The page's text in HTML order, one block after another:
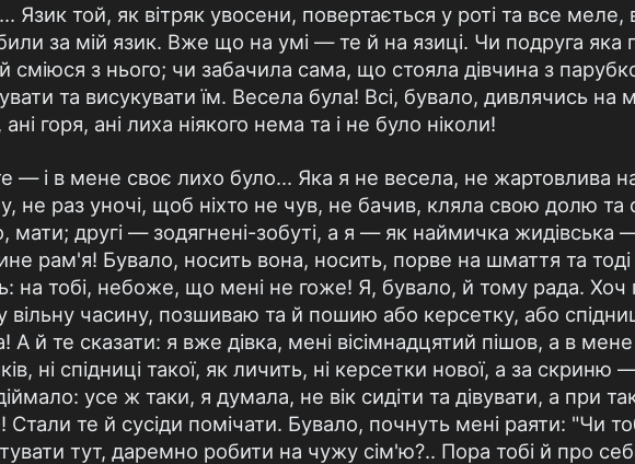
Язик той, як вітряк увосени, повертається у роті та все
за мій язик. Вже що на умі — те й на язиці. Чи подруга яка
сміюся з нього; чи забачила сама, що стояла дівчина з
та висукувати їм. Весела була! Всі, бувало, дивлячись
горя, ані лиха ніякого нема та і не було ніколи!
— і в мене своє лихо було... Яка я не весела, не жартовлива
не раз уночі, щоб ніхто не чув, не бачив, кляла свою долю
мати; другі — зодягнені-зобуті, а я — як наймичка жидівська
рам'я! Бувало, носить вона, носить, порве на шмаття та
на тобі, небоже, що мені не гоже! Я, бувало, й тому рада.
вільну часину, позшиваю та й пошию або керсетку, або
А й те сказати: я вже дівка, мені вісімнадцятий пішов, а в
ні спідниці такої, як личить, ні керсетки нової, а за скриню
усе ж таки, я думала, не вік сидіти та дівувати, а при
Стали те й сусіди помічати. Бувало, почнуть мені раяти: "Чи
тут, даремно робити на чужу сім'ю?.. Пора тобі й про